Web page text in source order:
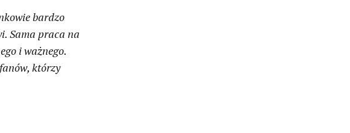
bardzo
Sama praca na
i ważnego.
którzy